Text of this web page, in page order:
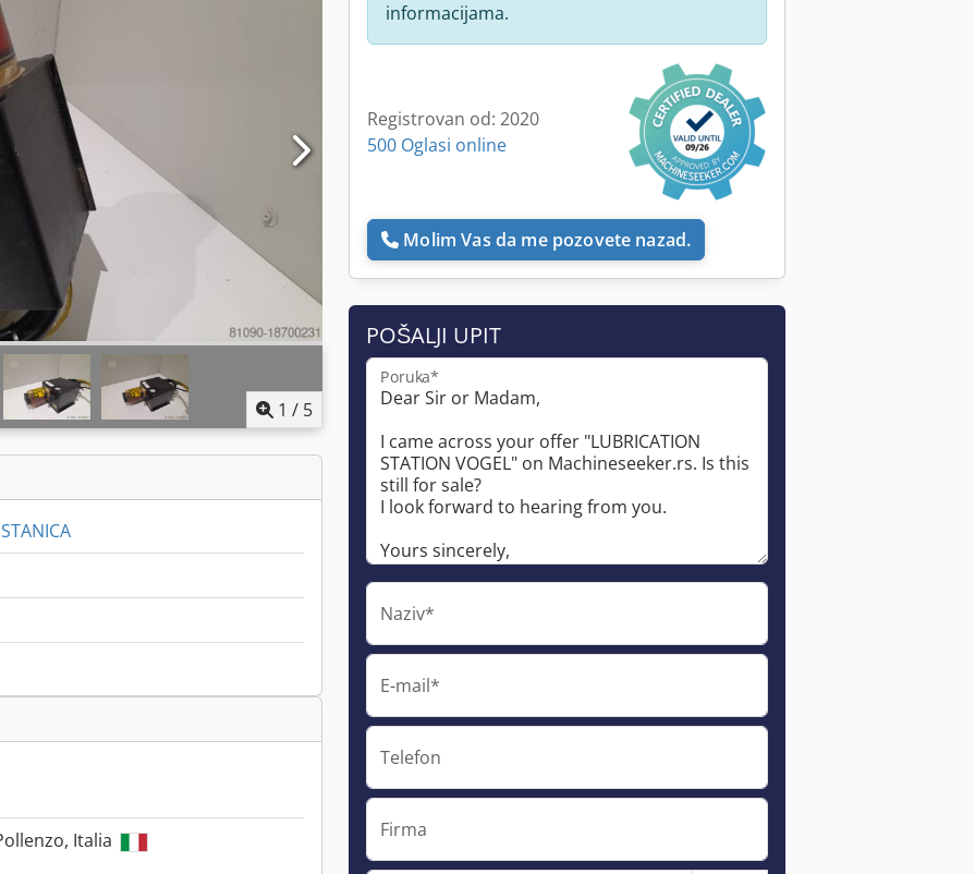
1 / 5
Italia
informacijama.
Registrovan od: 2020
500 Oglasi online
Molim Vas da me pozovete nazad.
POŠALJI UPIT
Poruka*
Naziv*
E-mail*
Telefon
Firma